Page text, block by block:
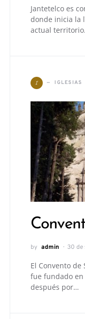
Jantetelco es
donde inicia la
actual
I IGLESIAS
by admin 30 de
El Convento de
fue fundado en
después por…